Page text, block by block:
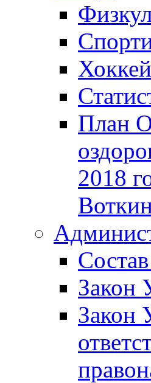
План
2018
Закон
Закон